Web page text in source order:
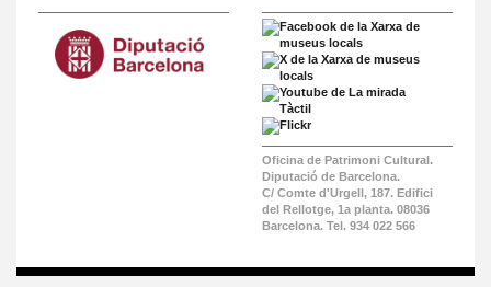
Oficina de Patrimoni Cultural.
Diputació de Barcelona.
C/ Comte d'Urgell, 187. Edifici
del Rellotge, 1a planta. 08036
Barcelona. Tel. 934 022 566